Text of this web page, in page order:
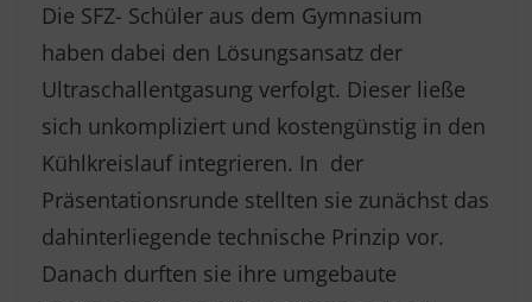
Die SFZ- Schüler aus dem Gymnasium
haben dabei den Lösungsansatz der
Ultraschallentgasung verfolgt. Dieser ließe
sich unkompliziert und kostengünstig in den
Kühlkreislauf integrieren. In der
Präsentationsrunde stellten sie zunächst das
dahinterliegende technische Prinzip vor.
Danach durften sie ihre umgebaute